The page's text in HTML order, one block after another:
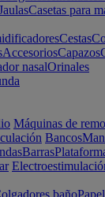
Casetas para
Cestas
AccesoriosCapazos
nasalOrinales
Máquinas de remo
Bancos
Barras
baño